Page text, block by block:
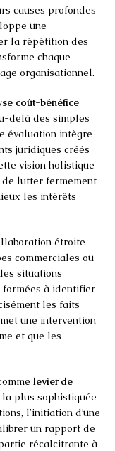
causes profondes
une
la répétition des
chaque
organisationnel.
coût-bénéfice
delà des simples
évaluation intègre
juridiques créés
vision holistique
lutter fermement
les intérêts
étroite
commerciales ou
situations
à identifier
les faits
une intervention
et que les
levier de
plus sophistiquée
l’initiation d’une
un rapport de
récalcitrante à